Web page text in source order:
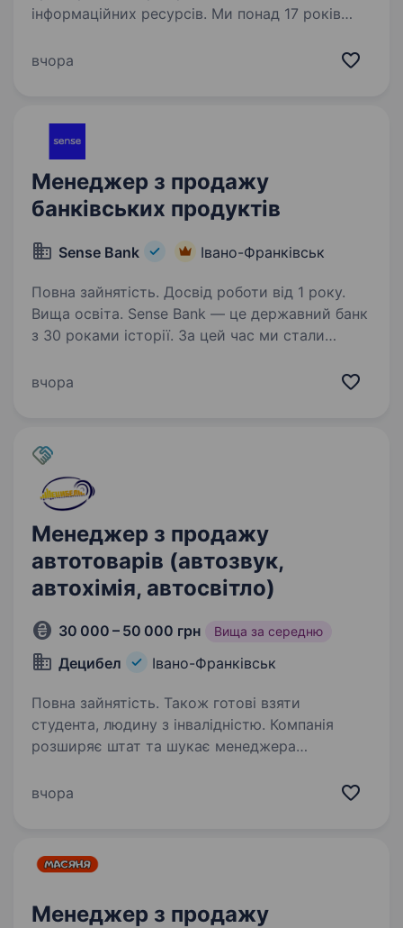
інформаційних ресурсів. Ми понад 17 років
160+ співробітників та 8000+ постійних
вчора
Менеджер з продажу
банківських продуктів
Sense Bank Івано-Франківськ
Повна зайнятість. Досвід роботи від 1 року.
Вища освіта. Sense Bank — це державний банк
з 30 роками історії. За цей час ми стали
з 4000 людей, де кожен присвячений місії —
вчора
Менеджер з продажу
автотоварів (автозвук,
автохімія, автосвітло)
30 000 – 50 000 грн Вища за середню
Децибел Івано-Франківськ
Повна зайнятість. Також готові взяти
студента, людину з інвалідністю. Компанія
розширяє штат та шукає менеджера
товари (автозвук, автохімія, автосвітло).
вчора
Менеджер з продажу